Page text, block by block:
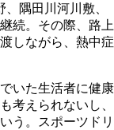
隅田川河川敷、
続。その際、路上
しながら、熱中症
いた生活者に健康
考えられないし、
う。スポーツドリ